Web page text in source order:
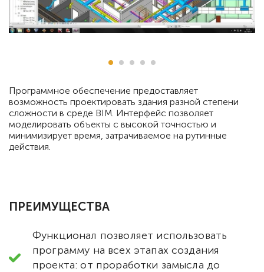
Программное обеспечение предоставляет
возможность проектировать здания разной степени
сложности в среде BIM. Интерфейс позволяет
моделировать объекты с высокой точностью и
минимизирует время, затрачиваемое на рутинные
действия.
ПРЕИМУЩЕСТВА
Функционал позволяет использовать
программу на всех этапах создания
проекта: от проработки замысла до